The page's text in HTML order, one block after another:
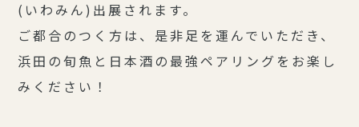
(いわみん)出展されます。
ご都合のつく方は、是非足を運んでいただき、
浜田の旬魚と日本酒の最強ペアリングをお楽し
みください！